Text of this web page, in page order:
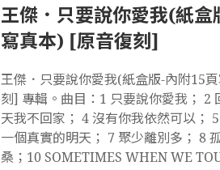
王傑．只要說你愛我(紙盒
寫真本) [原音復刻]
王傑．只要說你愛我(紙盒版-內附15
刻] 專輯。曲目：1 只要說你愛我； 2
天我不回家； 4 沒有你我依然可以；
一個真實的明天； 7 聚少離別多； 8
桑；10 SOMETIMES WHEN WE